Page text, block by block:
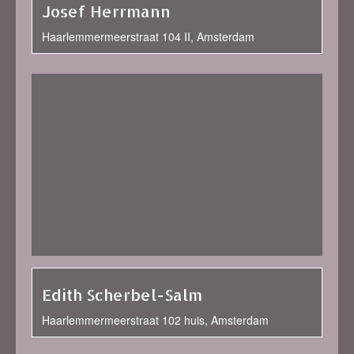
Josef Herrmann
Haarlemmermeerstraat 104 II, Amsterdam
Edith Scherbel-Salm
Haarlemmermeerstraat 102 huis, Amsterdam